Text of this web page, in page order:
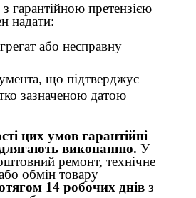
гарантійною претензією
надати:
або несправну
що підтверджує
зазначеною датою
цих умов гарантійні
виконанню. У
ремонт, технічне
обмін товару
14 робочих днів з